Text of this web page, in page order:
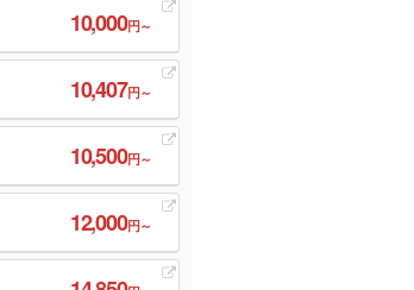
10,000円～
10,407円～
10,500円～
12,000円～